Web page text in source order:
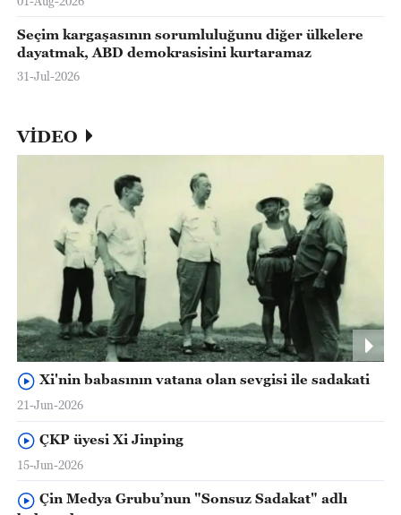
Seçim kargaşasının sorumluluğunu diğer ülkelere
dayatmak, ABD demokrasisini kurtaramaz
31-Jul-2026
VİDEO
Xi'nin babasının vatana olan sevgisi ile sadakati
21-Jun-2026
ÇKP üyesi Xi Jinping
15-Jun-2026
Çin Medya Grubu’nun "Sonsuz Sadakat" adlı